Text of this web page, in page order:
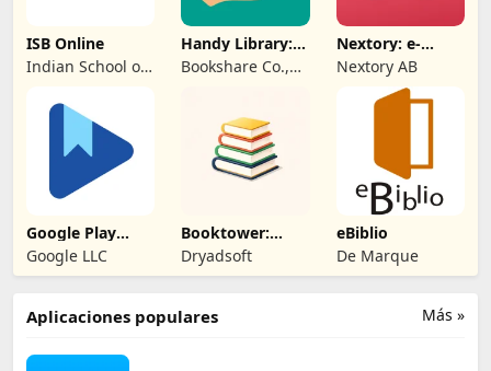
ISB Online
Indian School of
Handy Library:
organiza libros
Bookshare Co.,
Nextory: e-
books y
audiolibros
Nextory AB
Google Play
Libros
Google LLC
Booktower:
Lectura
Dryadsoft
eBiblio
De Marque
Más »
Aplicaciones populares